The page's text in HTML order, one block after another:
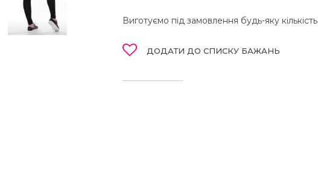
Виготуємо під замовлення будь-яку кількість
ДОДАТИ ДО СПИСКУ БАЖАНЬ